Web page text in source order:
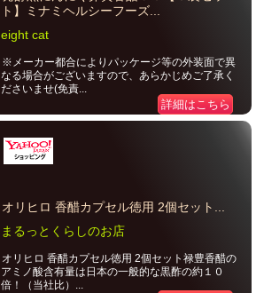
ト】ミナミヘルシーフーズ...
eight cat
※メーカー都合によりパッケージ等の外装面で異
なる場合がございますので、あらかじめご了承く
ださいませ(免責...
詳細はこちら
オリヒロ 香醋カプセル徳用 2個セット...
まるっとくらしのお店
オリヒロ 香醋カプセル徳用 2個セット禄豊香醋の
アミノ酸含有量は日本の一般的な黒酢の約１０
倍！（当社比）...